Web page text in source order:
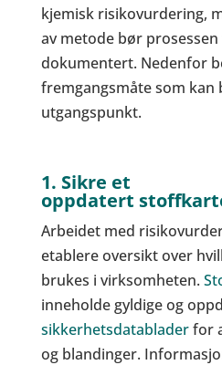
kjemisk risikovurdering,
av metode bør
dokumentert. Nedenfor
fremgangsmåte som kan
utgangspunkt.
1. Sikre et
oppdatert
Arbeidet med
etablere oversikt over
brukes i virksomheten.
inneholde gyldige og
sikkerhetsdatabladerfor
og blandinger.